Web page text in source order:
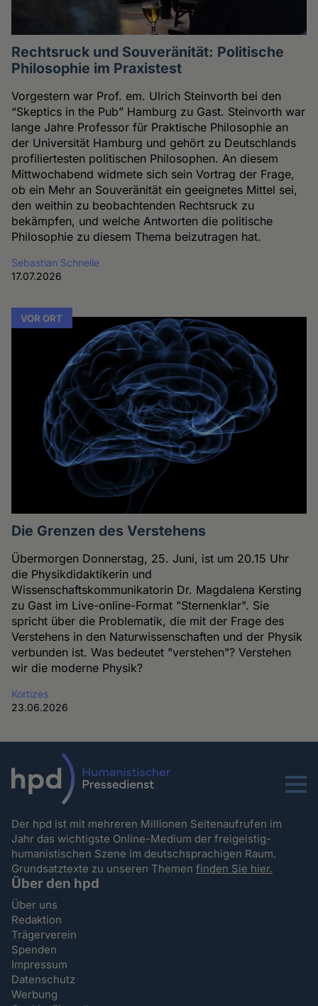
Rechtsruck und Souveränität: Politische
Philosophie im Praxistest
Vorgestern war Prof. em. Ulrich Steinvorth bei den
“Skeptics in the Pub” Hamburg zu Gast. Steinvorth war
lange Jahre Professor für Praktische Philosophie an
der Universität Hamburg und gehört zu Deutschlands
profiliertesten politischen Philosophen. An diesem
Mittwochabend widmete sich sein Vortrag der Frage,
ob ein Mehr an Souveränität ein geeignetes Mittel sei,
den weithin zu beobachtenden Rechtsruck zu
bekämpfen, und welche Antworten die politische
Philosophie zu diesem Thema beizutragen hat.
Sebastian Schnelle
17.07.2026
VOR ORT
Die Grenzen des Verstehens
Übermorgen Donnerstag, 25. Juni, ist um 20.15 Uhr
die Physikdidaktikerin und
Wissenschaftskommunikatorin Dr. Magdalena Kersting
zu Gast im Live-online-Format "Sternenklar". Sie
spricht über die Problematik, die mit der Frage des
Verstehens in den Naturwissenschaften und der Physik
verbunden ist. Was bedeutet "verstehen"? Verstehen
wir die moderne Physik?
Kortizes
23.06.2026
Menu
Der hpd ist mit mehreren Millionen Seitenaufrufen im
Jahr das wichtigste Online-Medium der freigeistig-
humanistischen Szene im deutschsprachigen Raum.
Grundsatztexte zu unseren Themenfinden Sie hier.
Über den hpd
Über uns
Redaktion
Trägerverein
Spenden
Impressum
Datenschutz
Werbung